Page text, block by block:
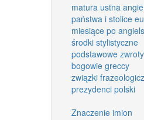
matura ustna
państwa i stolice
miesiące po
środki stylistyczne
podstawowe
bogowie greccy
związki
prezydenci polski
Znaczenie imion